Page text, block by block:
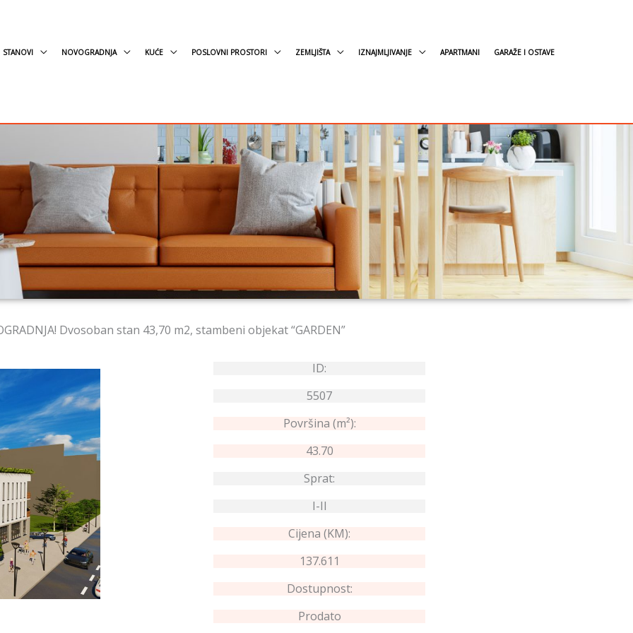
STANOVI NOVOGRADNJA KUĆE POSLOVNI PROSTORI ZEMLJIŠTA IZNAJMLJIVANJE APARTMANI GARAŽE I OSTAVE
Dvosoban stan 43,70 m2, stambeni objekat “GARDEN”
ID:
5507
Površina (m²):
43.70
Sprat:
I-II
Cijena (KM):
137.611
Dostupnost:
Prodato